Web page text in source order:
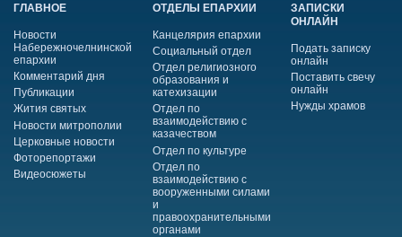
ГЛАВНОЕ
Новости
Набережночелнинской
епархии
Комментарий дня
Публикации
Жития святых
Новости митрополии
Церковные новости
Фоторепортажи
Видеосюжеты
ОТДЕЛЫ ЕПАРХИИ
Канцелярия епархии
Социальный отдел
Отдел религиозного
образования и
катехизации
Отдел по
взаимодействию с
казачеством
Отдел по культуре
Отдел по
взаимодействию с
вооруженными силами
и
правоохранительными
органами
ЗАПИСКИ
ОНЛАЙН
Подать записку
онлайн
Поставить свечу
онлайн
Нужды храмов